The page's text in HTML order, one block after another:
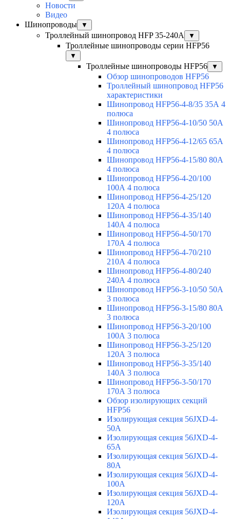
Новости
Видео
Шинопроводы
▼
Троллейный шинопровод HFP 35-240А ▼
Троллейные шинопроводы серии HFP56
▼
Троллейные шинопроводы HFP56 ▼
Обзор шинопроводов HFP56
Троллейный шинопровод HFP56
характеристики
Шинопровод HFP56-4-8/35 35А 4
полюса
Шинопровод HFP56-4-10/50 50А
4 полюса
Шинопровод HFP56-4-12/65 65А
4 полюса
Шинопровод HFP56-4-15/80 80А
4 полюса
Шинопровод HFP56-4-20/100
100А 4 полюса
Шинопровод HFP56-4-25/120
120А 4 полюса
Шинопровод HFP56-4-35/140
140А 4 полюса
Шинопровод HFP56-4-50/170
170А 4 полюса
Шинопровод HFP56-4-70/210
210А 4 полюса
Шинопровод HFP56-4-80/240
240А 4 полюса
Шинопровод HFP56-3-10/50 50А
3 полюса
Шинопровод HFP56-3-15/80 80А
3 полюса
Шинопровод HFP56-3-20/100
100А 3 полюса
Шинопровод HFP56-3-25/120
120А 3 полюса
Шинопровод HFP56-3-35/140
140А 3 полюса
Шинопровод HFP56-3-50/170
170А 3 полюса
Обзор изолирующих секций
HFP56
Изолирующая секция 56JXD-4-
50A
Изолирующая секция 56JXD-4-
65A
Изолирующая секция 56JXD-4-
80A
Изолирующая секция 56JXD-4-
100A
Изолирующая секция 56JXD-4-
120A
Изолирующая секция 56JXD-4-